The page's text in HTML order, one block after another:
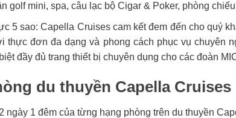
golf mini, spa, câu lạc bộ Cigar & Poker, phòng
5 sao: Capella Cruises cam kết đem đến cho quý
thực đơn đa dạng và phong cách phục vụ chuyên
đầy đủ trang thiết bị chuyên dụng cho các đoàn
du thuyền Capella Cruises
ngày 1 đêm của từng hạng phòng trên du thuyền